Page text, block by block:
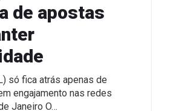
de apostas
só fica atrás apenas de
engajamento nas redes
Janeiro O…